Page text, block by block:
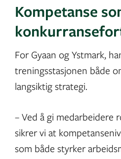
Kompetanse
For Gyaan og Ystmark,
treningsstasjonen både
langsiktig strategi.
– Ved å gi medarbeidere
sikrer vi at
som både styrker